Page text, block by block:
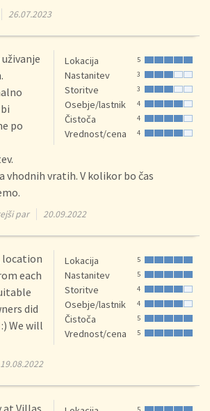
26.07.2023
Lokacija 5
Nastanitev 3
Storitve 3
Osebje/lastnik 4
Čistoča 4
Vrednost/cena 4
po
vhodnih vratih. V kolikor bo čas
par 20.09.2022
Lokacija 5
Nastanitev 5
Storitve 4
Osebje/lastnik 4
Čistoča 5
Vrednost/cena 5
location
each
did
We will
19.08.2022
at Villas